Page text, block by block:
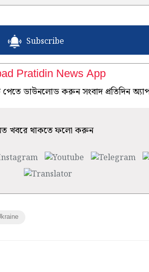
Subscribe
Pratidin News App
ডাউনলোড করুন সংবাদ প্রতিদিন
খবরে থাকতে ফলো করুন